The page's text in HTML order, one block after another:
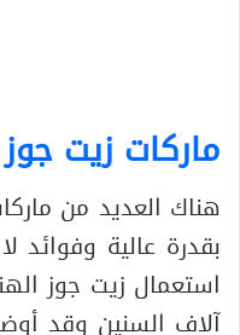
ماركات زيت
هناك العديد من
بقدرة عالية
استعمال زيت جوز
آلاف السنين وقد